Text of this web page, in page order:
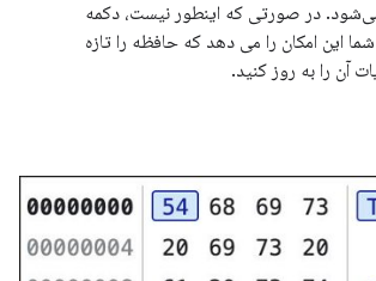
در صورتی که اینطور نیست، دکمه
این امکان را می دهد که حافظه را تازه
آن را به روز کنید.